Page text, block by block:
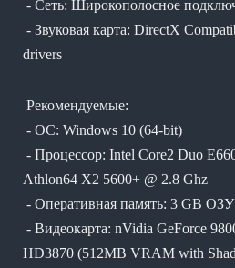
- Сеть: Широкополосное
- Звуковая карта: DirectX
drivers
Рекомендуемые:
- ОС: Windows 10 (64-bit)
- Процессор: Intel Core2 Duo
Athlon64 X2 5600+ @ 2.8 Ghz
- Оперативная память: 3 GB ОЗУ
- Видеокарта: nVidia GeForce
HD3870 (512MB VRAM with